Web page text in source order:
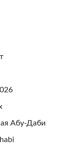
Абу-Даби